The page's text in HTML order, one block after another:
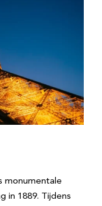
monumentale
in 1889. Tijdens